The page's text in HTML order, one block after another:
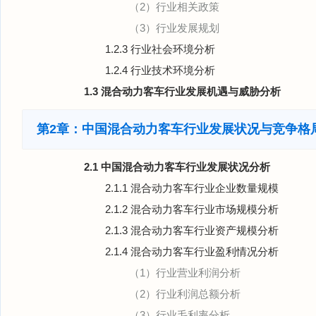
（2）行业相关政策
（3）行业发展规划
1.2.3 行业社会环境分析
1.2.4 行业技术环境分析
1.3 混合动力客车行业发展机遇与威胁分析
第2章：中国混合动力客车行业发展状况与竞争格
2.1 中国混合动力客车行业发展状况分析
2.1.1 混合动力客车行业企业数量规模
2.1.2 混合动力客车行业市场规模分析
2.1.3 混合动力客车行业资产规模分析
2.1.4 混合动力客车行业盈利情况分析
（1）行业营业利润分析
（2）行业利润总额分析